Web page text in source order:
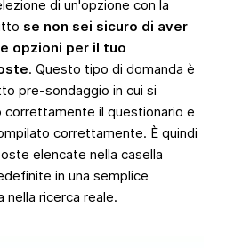
di un'opzione con la
se non sei sicuro di aver
opzioni per il tuo
. Questo tipo di domanda è
pre-sondaggio in cui si
il questionario e
correttamente. È quindi
elencate nella casella
in una semplice
nella ricerca reale.